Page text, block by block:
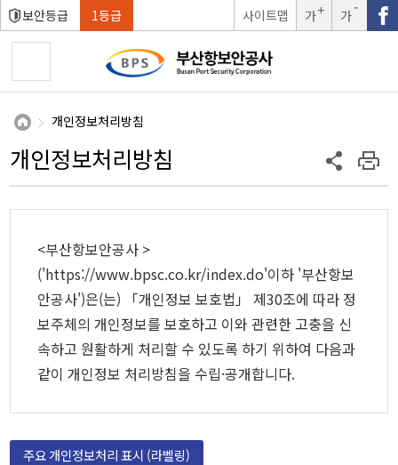
보안등급 1등급 사이트맵
가
가
개인정보처리방침
개인정보처리방침
<부산항보안공사 >
('https://www.bpsc.co.kr/index.do'이하 '부산항보
안공사')은(는) 「개인정보 보호법」 제30조에 따라 정
보주체의 개인정보를 보호하고 이와 관련한 고충을 신
속하고 원활하게 처리할 수 있도록 하기 위하여 다음과
같이 개인정보 처리방침을 수립·공개합니다.
주요 개인정보처리 표시 (라벨링)